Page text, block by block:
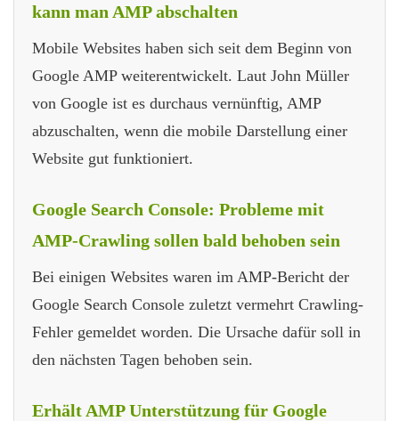
kann man AMP abschalten
Mobile Websites haben sich seit dem Beginn von
Google AMP weiterentwickelt. Laut John Müller
von Google ist es durchaus vernünftig, AMP
abzuschalten, wenn die mobile Darstellung einer
Website gut funktioniert.
Google Search Console: Probleme mit
AMP-Crawling sollen bald behoben sein
Bei einigen Websites waren im AMP-Bericht der
Google Search Console zuletzt vermehrt Crawling-
Fehler gemeldet worden. Die Ursache dafür soll in
den nächsten Tagen behoben sein.
Erhält AMP Unterstützung für Google